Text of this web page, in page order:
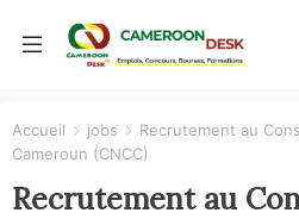
Accueil jobs
Recrutement au
Cameroun (CNCC)
Recrutement au